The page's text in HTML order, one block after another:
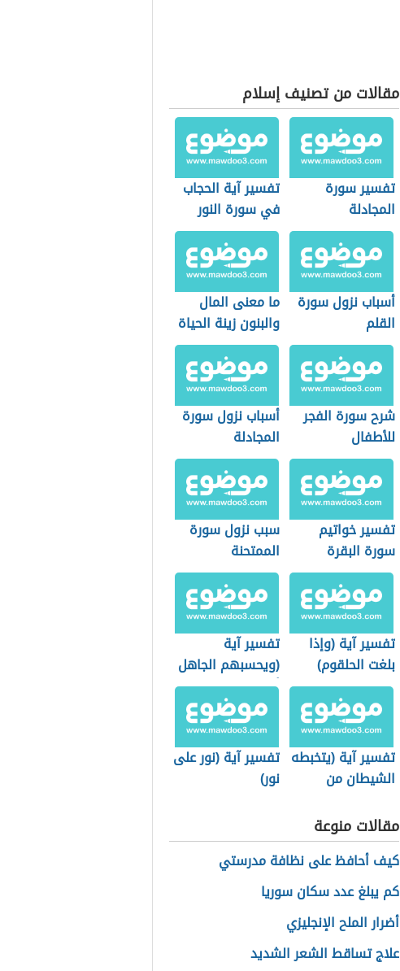
مقالات من تصنيف إسلام
تفسير سورة
المجادلة
تفسير آية الحجاب
في سورة النور
أسباب نزول سورة
القلم
ما معنى المال
والبنون زينة الحياة
الدنيا
شرح سورة الفجر
للأطفال
أسباب نزول سورة
المجادلة
تفسير خواتيم
سورة البقرة
سبب نزول سورة
الممتحنة
تفسير آية (وإذا
بلغت الحلقوم)
تفسير آية
(ويحسبهم الجاهل
أغنياء من التعفف)
تفسير آية (يتخبطه
الشيطان من
تفسير آية (نور على
نور)
مقالات منوعة
كيف أحافظ على نظافة مدرستي
كم يبلغ عدد سكان سوريا
أضرار الملح الإنجليزي
علاج تساقط الشعر الشديد